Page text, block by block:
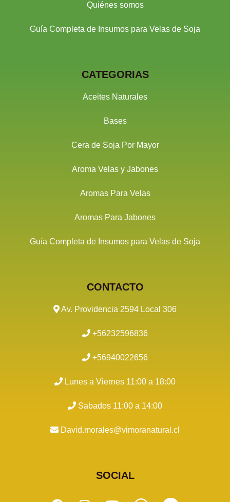
Quiénes somos
Guía Completa de Insumos para Velas de Soja
CATEGORIAS
Aceites Naturales
Bases
Cera de Soja Por Mayor
Aroma Velas y Jabones
Aromas Para Velas
Aromas Para Jabones
Guía Completa de Insumos para Velas de Soja
CONTACTO
Av. Providencia 2594 Local 306
+56232596836
+56940022656
Lunes a Viernes 11:00 a 18:00
Sabados 11:00 a 14:00
David.morales@vimoranatural.cl
SOCIAL